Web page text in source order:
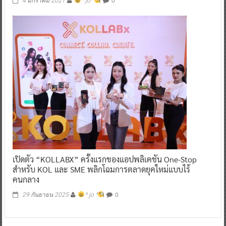
เปิดตัว “KOLLABX” ครั้งแรกของแอปพลิเคชัน One-Stop
สำหรับ KOL และ SME พลิกโฉมการตลาดยุคใหม่แบบไร้
คนกลาง
29 กันยายน 2025 ^ jo ^ 0